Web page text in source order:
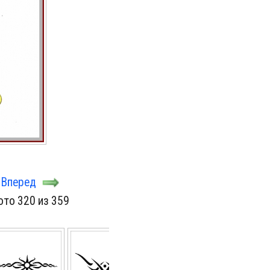
Вперед
320 из 359